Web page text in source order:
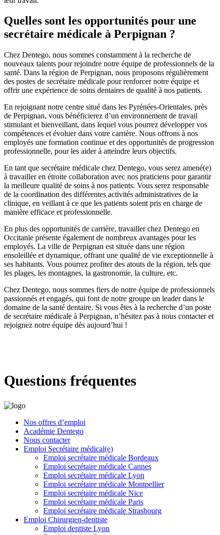
Quelles sont les opportunités pour une
secrétaire médicale à Perpignan ?
Chez Dentego, nous sommes constamment à la recherche de
nouveaux talents pour rejoindre notre équipe de professionnels de la
santé. Dans la région de Perpignan, nous proposons régulièrement
des postes de secrétaire médicale pour renforcer notre équipe et
offrir une expérience de soins dentaires de qualité à nos patients.
En rejoignant notre centre situé dans les Pyrénées-Orientales, près
de Perpignan, vous bénéficierez d’un environnement de travail
stimulant et bienveillant, dans lequel vous pourrez développer vos
compétences et évoluer dans votre carrière. Nous offrons à nos
employés une formation continue et des opportunités de progression
professionnelle, pour les aider à atteindre leurs objectifs.
En tant que secrétaire médicale chez Dentego, vous serez amené(e)
à travailler en étroite collaboration avec nos praticiens pour garantir
la meilleure qualité de soins à nos patients. Vous serez responsable
de la coordination des différentes activités administratives de la
clinique, en veillant à ce que les patients soient pris en charge de
manière efficace et professionnelle.
En plus des opportunités de carrière, travailler chez Dentego en
Occitanie présente également de nombreux avantages pour les
employés. La ville de Perpignan est située dans une région
ensoleillée et dynamique, offrant une qualité de vie exceptionnelle à
ses habitants. Vous pourrez profiter des atouts de la région, tels que
les plages, les montagnes, la gastronomie, la culture, etc.
Chez Dentego, nous sommes fiers de notre équipe de professionnels
passionnés et engagés, qui font de notre groupe un leader dans le
domaine de la santé dentaire. Si vous êtes à la recherche d’un poste
de secrétaire médicale à Perpignan, n’hésitez pas à nous contacter et
rejoignez notre équipe dès aujourd’hui !
Questions fréquentes
Nos offres d’emploi
Académie Dentego
Nous contacter
Emploi Secrétaire médical(e)
Emploi secrétaire médicale Bordeaux
Emploi secrétaire médicale Cannes
Emploi secrétaire médicale Lyon
Emploi secrétaire médicale Montpellier
Emploi secrétaire médicale Nice
Emploi secrétaire médicale Paris
Emploi secrétaire médicale Strasbourg
Emploi Chirurgien-dentiste
Emploi dentiste Lyon